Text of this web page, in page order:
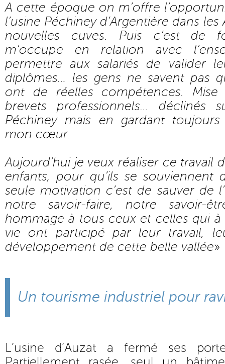
A cette époque on m’offre
l’usine Péchiney d’Argentière dans
nouvelles cuves. Puis c’est de
m’occupe en relation avec
permettre aux salariés de valider
diplômes… les gens ne savent pas
ont de réelles compétences.
brevets professionnels… déclinés
Péchiney mais en gardant toujours
mon cœur.
Aujourd’hui je veux réaliser ce travail
enfants, pour qu’ils se souviennent
seule motivation c’est de sauver de
notre savoir-faire, notre savoir-
hommage à tous ceux et celles qui
vie ont participé par leur travail,
développement de cette belle vallée»
Un tourisme industriel pour
L’usine d’Auzat a fermé ses